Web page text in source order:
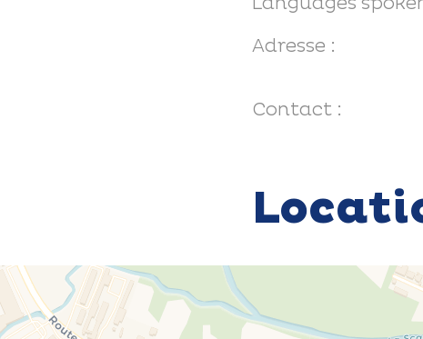
Adresse :
Contact :